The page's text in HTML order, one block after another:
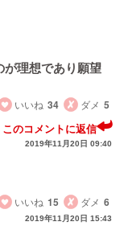
が理想であり願望
いいね 34 ダメ 5
このコメントに返信
2019年11月20日 09:40
いいね 15 ダメ 6
2019年11月20日 15:43